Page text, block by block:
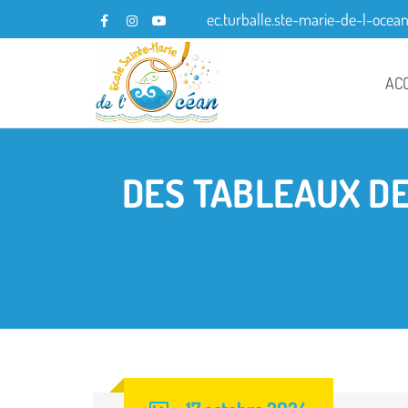
ec.turballe.ste-marie-de-l-
DES TABLEAUX